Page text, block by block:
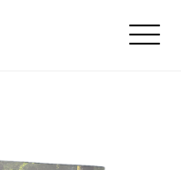
Ouvrir le